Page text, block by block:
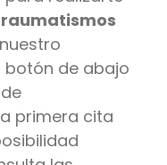
botón de abajo
primera cita